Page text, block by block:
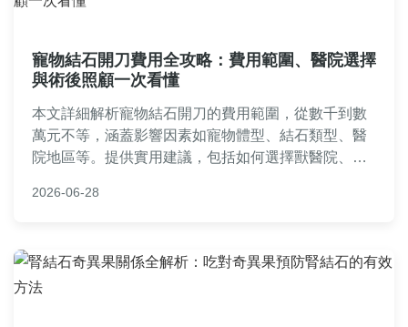
寵物結石開刀費用全攻略：費用範圍、醫院選擇
與術後照顧一次看懂
本文詳細解析寵物結石開刀的費用範圍，從數千到數
萬元不等，涵蓋影響因素如寵物體型、結石類型、醫
院地區等。提供實用建議，包括如何選擇獸醫院、術
幫助寵物主人全面了解寵物結石開刀費用，做出明智
2026-06-28